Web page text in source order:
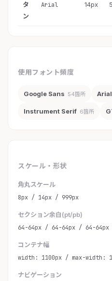
タ
ン
Arial 14px
使用フォント頻度
Google Sans 54箇所 Arial
Instrument Serif 6箇所
スケール・形状
角丸スケール
8px / 14px / 999px
セクション余白(pt/pb)
64-64px / 64-64px / 64-
コンテナ幅
width: 1100px / max-width:
ナビゲーション